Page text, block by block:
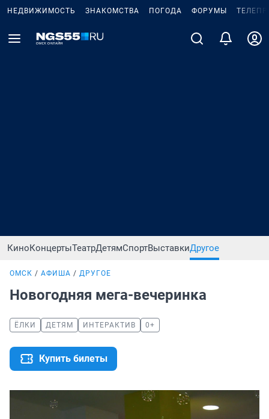
НЕДВИЖИМОСТЬ ЗНАКОМСТВА ПОГОДА ФОРУМЫ
КиноКонцертыТеатрДетямСпортВыставкиДругое
ОМСК АФИША ДРУГОЕ
Новогодняя мега-вечеринка
ЁЛКИ ДЕТЯМ ИНТЕРАКТИВ 0+
Купить билеты